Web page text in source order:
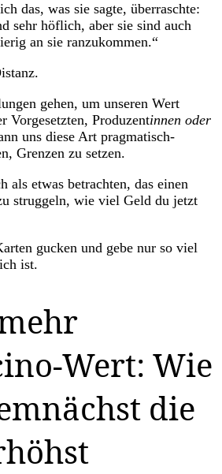
das, was sie sagte, überraschte:
sehr höflich, aber sie sind auch
an sie ranzukommen.“
gehen, um unseren Wert
Vorgesetzten, Produzentinnen oder
uns diese Art pragmatisch-
Grenzen zu setzen.
als etwas betrachten, das einen
struggeln, wie viel Geld du jetzt
gucken und gebe nur so viel
ist.
Wert: Wie
die